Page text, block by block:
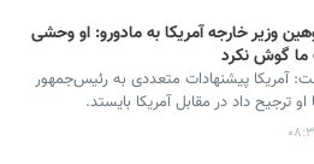
وزیر خارجه آمریکا به مادورو: او وحشی
ما گوش نکرد
آمریکا پیشنهادات متعددی به رئیس‌جمهور
او ترجیح داد در مقابل آمریکا بایستد.